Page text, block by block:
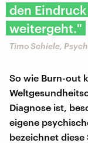
den
weitergeht."
Timo Schiele,
So wie Burn-out
Diagnose ist,
eigene
bezeichnet diese